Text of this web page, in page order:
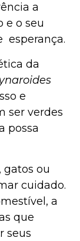
a
e o seu
esperança.
da
e
ser verdes
possa
gatos ou
cuidado.
a
que
seus